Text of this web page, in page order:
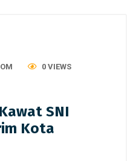
0 VIEWS
SNI
Kota